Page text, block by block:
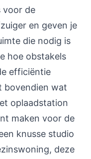
voor de
en geven je
die nodig is
hoe obstakels
efficiëntie
bovendien wat
oplaadstation
maken voor de
knusse studio
deze